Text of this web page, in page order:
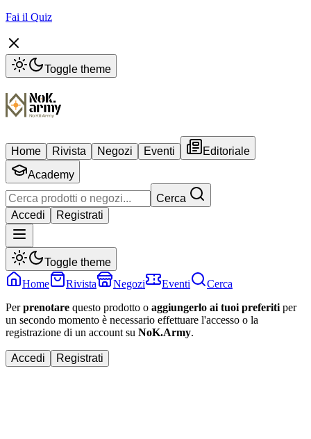
Fai il Quiz
Toggle theme
Home Rivista Negozi Eventi
Editoriale
Academy
Cerca
Accedi
Registrati
Toggle theme
Home
Rivista Negozi Eventi
Cerca
Perprenotare questo prodotto o aggiungerlo ai tuoi preferiti per
un secondo momento è necessario effettuare l'accesso o la
registrazione di un account su NoK.Army.
Accedi Registrati